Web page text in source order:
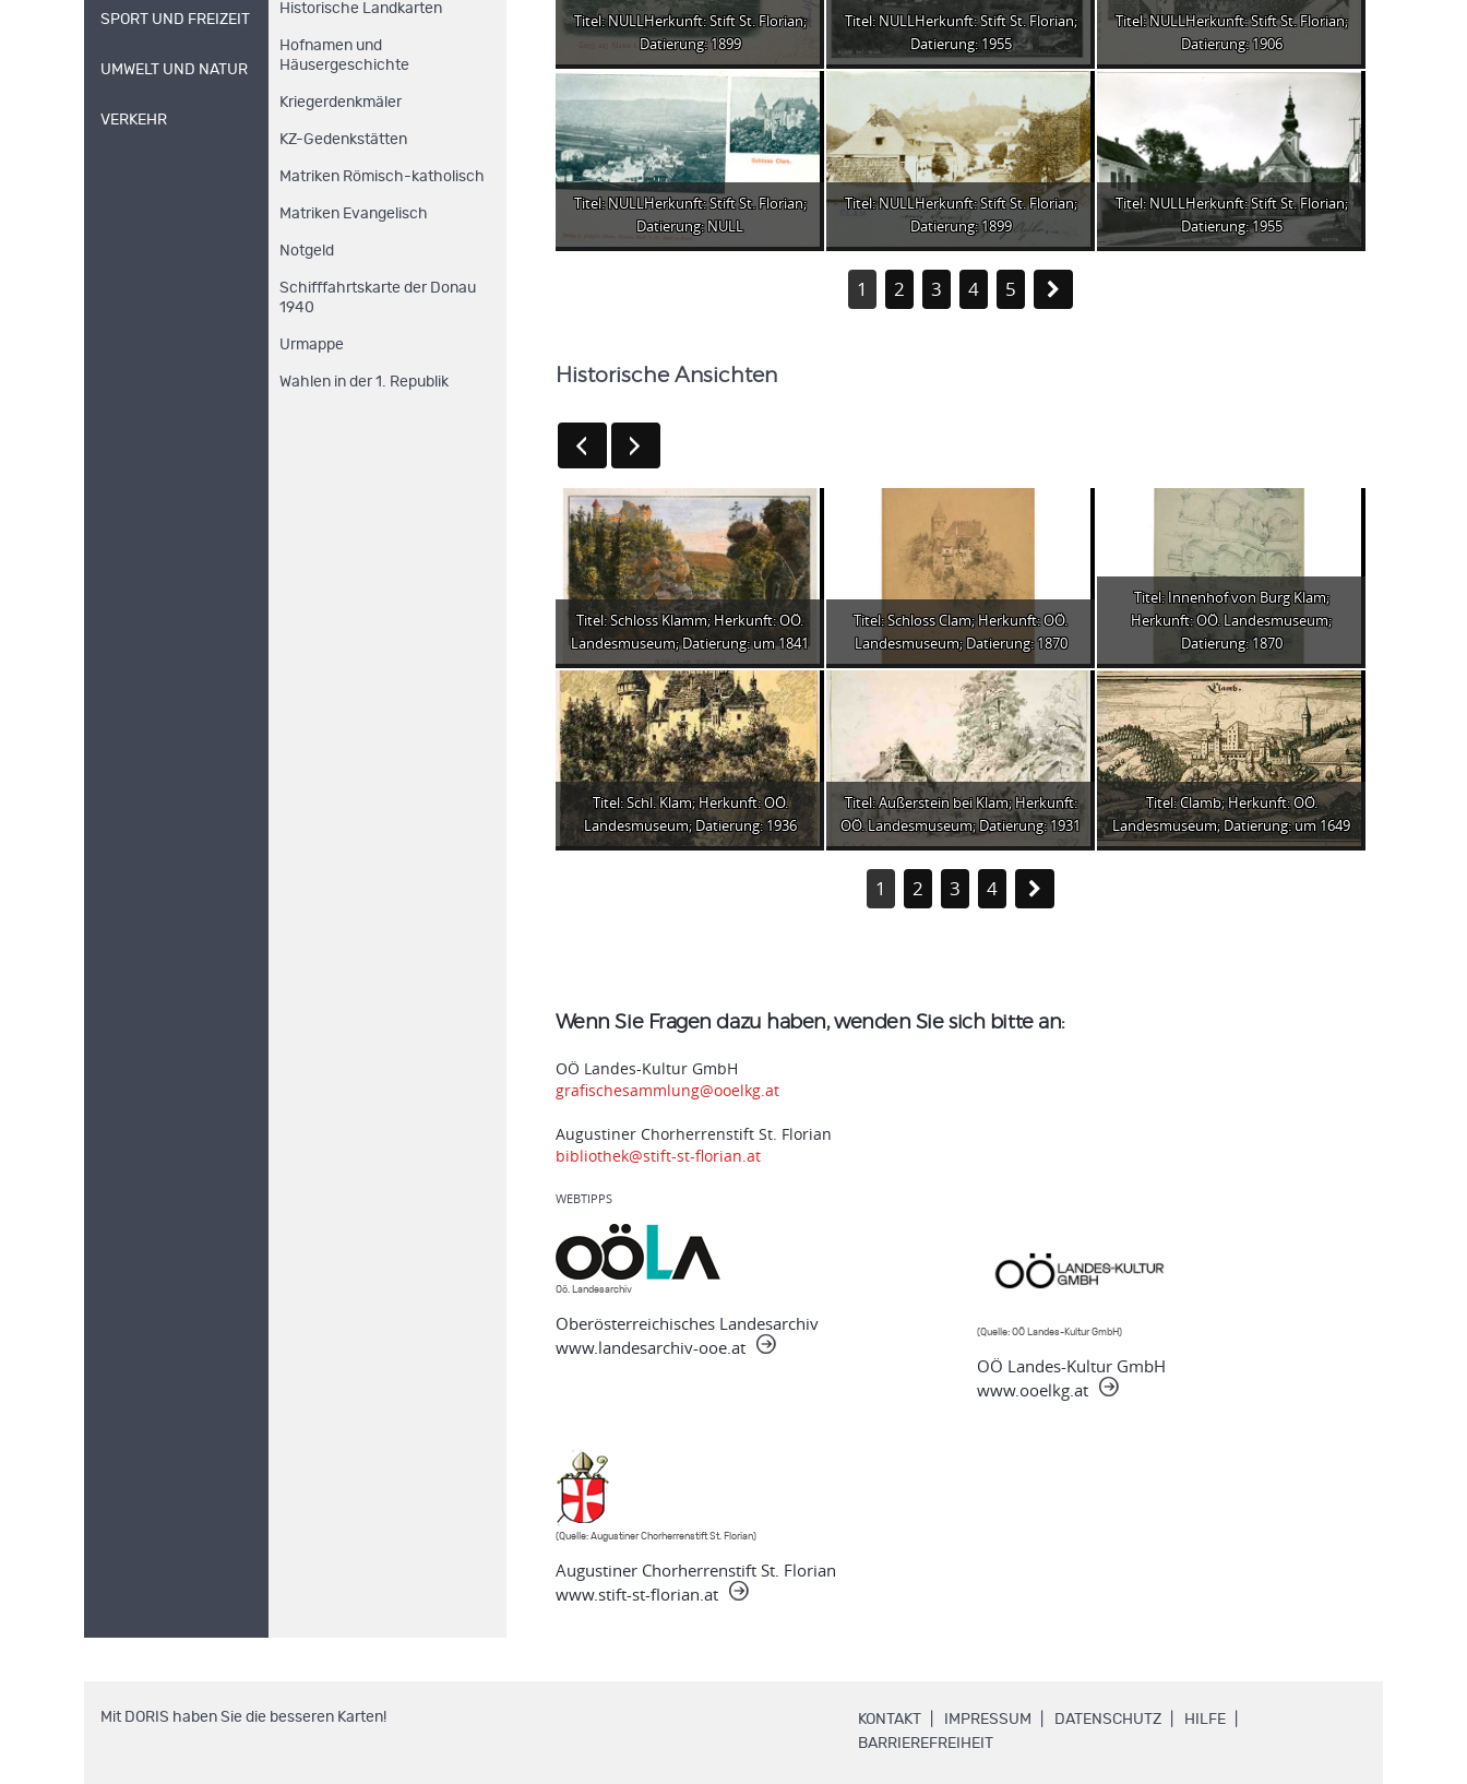
Historische Landkarten
Hofnamen und
Häusergeschichte
Kriegerdenkmäler
KZ-Gedenkstätten
Matriken Römisch-katholisch
Matriken Evangelisch
Notgeld
Schifffahrtskarte der Donau
1940
Urmappe
Wahlen in der 1. Republik
SPORT UND FREIZEIT
UMWELT UND NATUR
VERKEHR
Titel: NULLHerkunft: Stift St. Florian;
Datierung: 1899
Titel: NULLHerkunft: Stift St. Florian;
Datierung: 1955
Titel: NULLHerkunft: Stift St. Florian;
Datierung: 1906
Titel: NULLHerkunft: Stift St. Florian;
Datierung: NULL
Titel: NULLHerkunft: Stift St. Florian;
Datierung: 1899
Titel: NULLHerkunft: Stift St. Florian;
Datierung: 1955
1 2 3 4 5
Historische Ansichten
Titel: Schloss Klamm; Herkunft: OÖ.
Landesmuseum; Datierung: um 1841
Titel: Schloss Clam; Herkunft: OÖ.
Landesmuseum; Datierung: 1870
Titel: Innenhof von Burg Klam;
Herkunft: OÖ. Landesmuseum;
Datierung: 1870
Titel: Schl. Klam; Herkunft: OÖ.
Landesmuseum; Datierung: 1936
Titel: Außerstein bei Klam; Herkunft:
OÖ. Landesmuseum; Datierung: 1931
Titel: Clamb; Herkunft: OÖ.
Landesmuseum; Datierung: um 1649
1 2 3 4
Wenn Sie Fragen dazu haben, wenden Sie sich bitte an:
OÖ Landes-Kultur GmbH
grafischesammlung@ooelkg.at
Augustiner Chorherrenstift St. Florian
bibliothek@stift-st-florian.at
WEBTIPPS
Oö. Landesarchiv
Oberösterreichisches Landesarchiv
www.landesarchiv-ooe.at
(Quelle: OÖ Landes-Kultur GmbH)
OÖ Landes-Kultur GmbH
www.ooelkg.at
(Quelle: Augustiner Chorherrenstift St. Florian)
Augustiner Chorherrenstift St. Florian
www.stift-st-florian.at
KONTAKT IMPRESSUM DATENSCHUTZ HILFE
BARRIEREFREIHEIT .
Mit DORIS haben Sie die besseren Karten!